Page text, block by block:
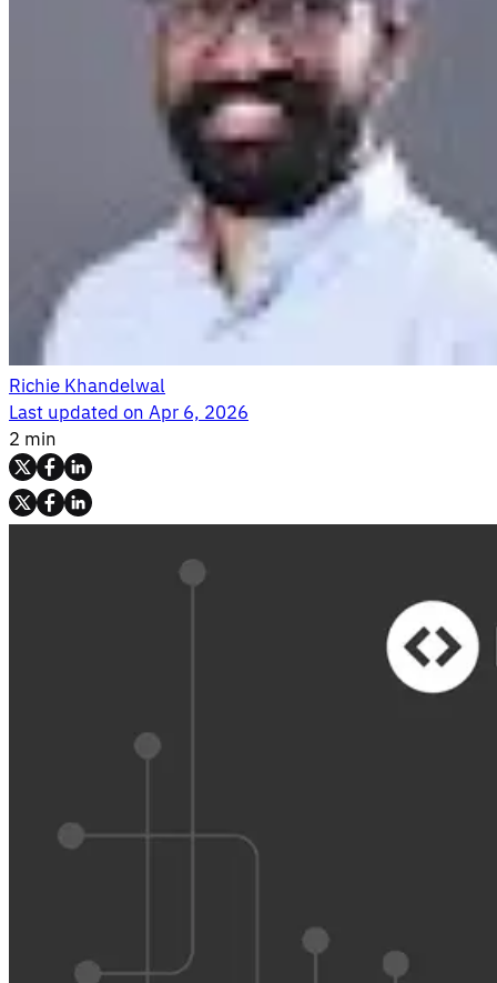
Richie Khandelwal
Last updated onApr 6, 2026
2 min